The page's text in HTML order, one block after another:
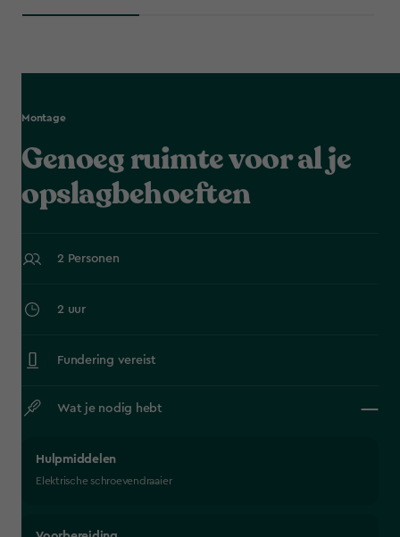
Montage
Genoeg ruimte voor al je
opslagbehoeften
2 Personen
2 uur
Fundering vereist
Wat je nodig hebt
Hulpmiddelen
Elektrische schroevendraaier